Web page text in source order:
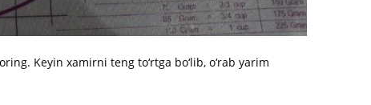
Keyin xamirni teng to‘rtga bo‘lib, o‘rab yarim